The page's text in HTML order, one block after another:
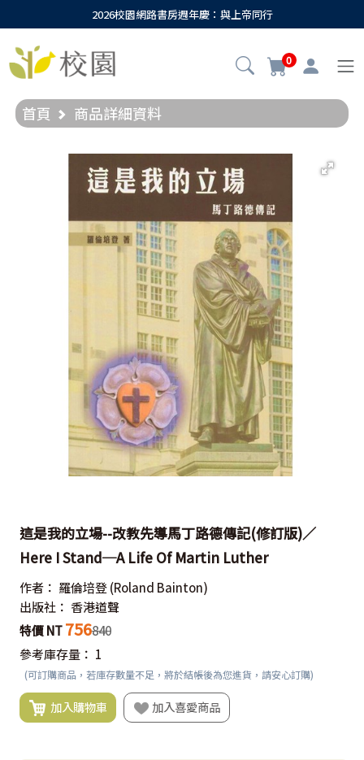
2026校園網路書房週年慶：與上帝同行
0
首頁 商品詳細資料
這是我的立場--改教先導馬丁路德傳記(修訂版)／
Here I Stand─A Life Of Martin Luther
作者： 羅倫培登 (Roland Bainton)
出版社： 香港道聲
特價 NT 756840
參考庫存量： 1
(可訂購商品，若庫存數量不足，將於結帳後為您進貨，請安心訂購)
加入購物車 加入喜愛商品